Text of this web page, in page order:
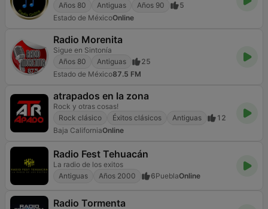
Años 80
Antiguas Años 90
5
Estado de MéxicoOnline
Radio Morenita
Sigue en Sintonía
Años 80
Antiguas
25
Estado de México87.5 FM
atrapados en la zona
Rock y otras cosas!
Rock clásico
Éxitos clásicos Antiguas
12
Baja CaliforniaOnline
Radio Fest Tehuacán
La radio de los exitos
Antiguas
Años 2000 6PueblaOnline
Radio Tormenta